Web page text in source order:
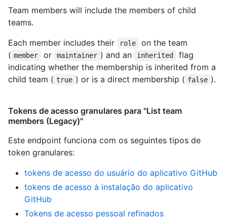
Team members will include the members of child
teams.
Each member includes their
role
on the team
( member or maintainer ) and an inherited
flag
indicating whether the membership is inherited from a
child team ( true ) or is a direct membership ( false ).
Tokens de acesso granulares para "List team
members (Legacy)"
Este endpoint funciona com os seguintes tipos de
token granulares:
tokens de acesso do usuário do aplicativo GitHub
tokens de acesso à instalação do aplicativo
GitHub
Tokens de acesso pessoal refinados